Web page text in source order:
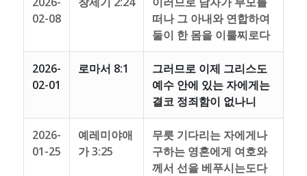
02-08
떠나 그 아내와 연합하여
둘이 한 몸을 이룰찌로다
2026-
02-01
로마서 8:1
그러므로 이제 그리스도
예수 안에 있는 자에게는
결코 정죄함이 없나니
2026-
01-25
예레미야애
가 3:25
무릇 기다리는 자에게나
구하는 영혼에게 여호와
께서 선을 베푸시는도다